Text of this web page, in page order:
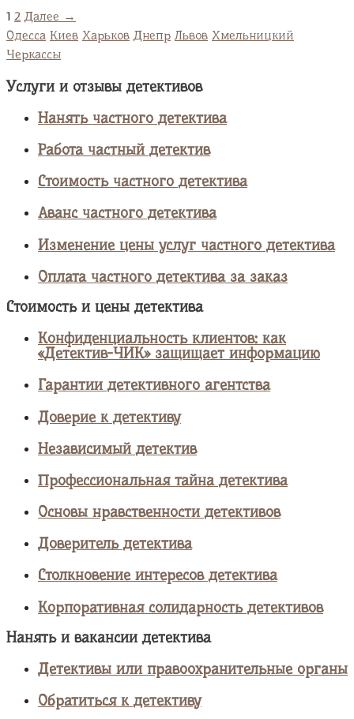
1 2 Далее →
Одесса Киев Харьков Днепр Львов Хмельницкий
Черкассы
Услуги и отзывы детективов
Нанять частного детектива
Работа частный детектив
Стоимость частного детектива
Аванс частного детектива
Изменение цены услуг частного детектива
Оплата частного детектива за заказ
Стоимость и цены детектива
Конфиденциальность клиентов: как
«Детектив-ЧИК» защищает информацию
Гарантии детективного агентства
Доверие к детективу
Независимый детектив
Профессиональная тайна детектива
Основы нравственности детективов
Доверитель детектива
Столкновение интересов детектива
Корпоративная солидарность детективов
Нанять и вакансии детектива
Детективы или правоохранительные органы
Обратиться к детективу